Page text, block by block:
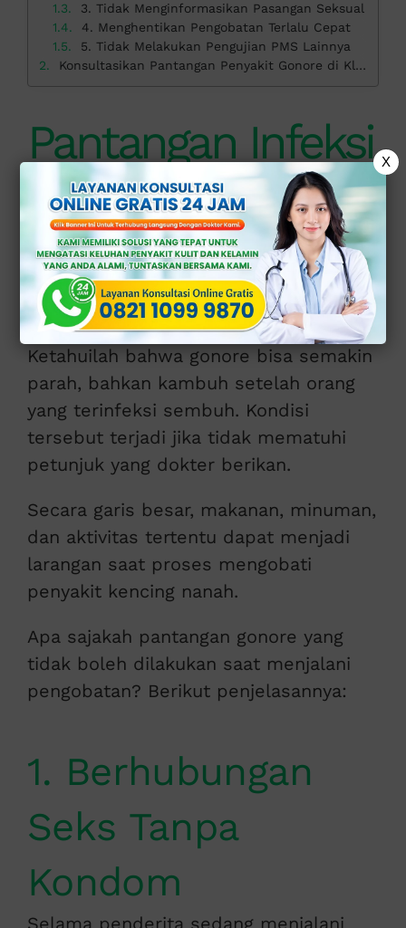
3. Tidak Menginformasikan Pasangan Seksual
4. Menghentikan Pengobatan Terlalu Cepat
5. Tidak Melakukan Pengujian PMS Lainnya
Konsultasikan Pantangan Penyakit Gonore di Klinik Apollo
Pantangan Infeksi
Gonore saat
Menjalani
Pengobatan
Ketahuilah bahwa gonore bisa semakin
parah, bahkan kambuh setelah orang
yang terinfeksi sembuh. Kondisi
tersebut terjadi jika tidak mematuhi
petunjuk yang dokter berikan.
Secara garis besar, makanan, minuman,
dan aktivitas tertentu dapat menjadi
larangan saat proses mengobati
penyakit kencing nanah.
Apa sajakah pantangan gonore yang
tidak boleh dilakukan saat menjalani
pengobatan? Berikut penjelasannya:
1. Berhubungan
Seks Tanpa
Kondom
Selama penderita sedang menjalani
X